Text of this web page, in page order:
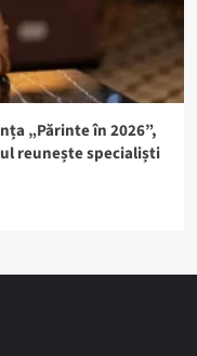
„Părinte în 2026”,
reunește specialiști